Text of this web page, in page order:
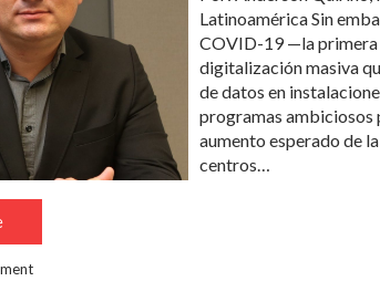
Latinoamérica Sin
COVID-19 —la primera
digitalización masiva
de datos en
programas ambiciosos
aumento esperado de
centros…